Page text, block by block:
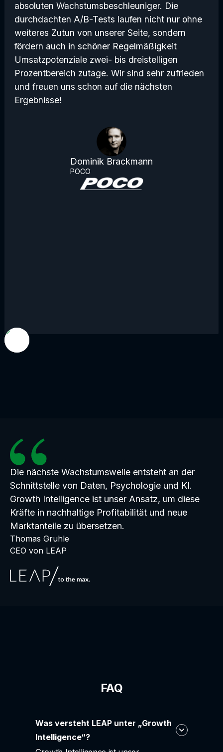
absoluten Wachstumsbeschleuniger. Die
durchdachten A/B-Tests laufen nicht nur ohne
weiteres Zutun von unserer Seite, sondern
fördern auch in schöner Regelmäßigkeit
Umsatzpotenziale zwei- bis dreistelligen
Prozentbereich zutage. Wir sind sehr zufrieden
und freuen uns schon auf die nächsten
Ergebnisse!
Dominik Brackmann
POCO
Die nächste Wachstumswelle entsteht an der
Schnittstelle von Daten, Psychologie und KI.
Growth Intelligence ist unser Ansatz, um diese
Kräfte in nachhaltige Profitabilität und neue
Marktanteile zu übersetzen.
Thomas Gruhle
CEO von LEAP
FAQ
Was versteht LEAP unter „Growth
Intelligence“?